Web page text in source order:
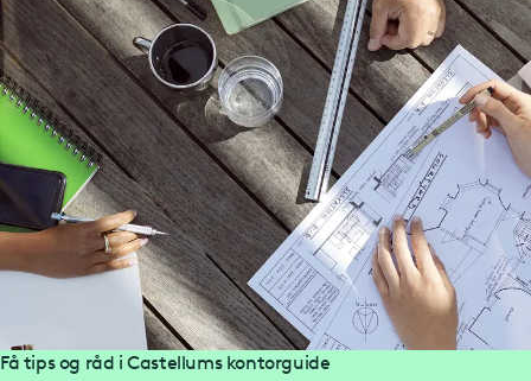
Få tips og råd i Castellums kontorguide